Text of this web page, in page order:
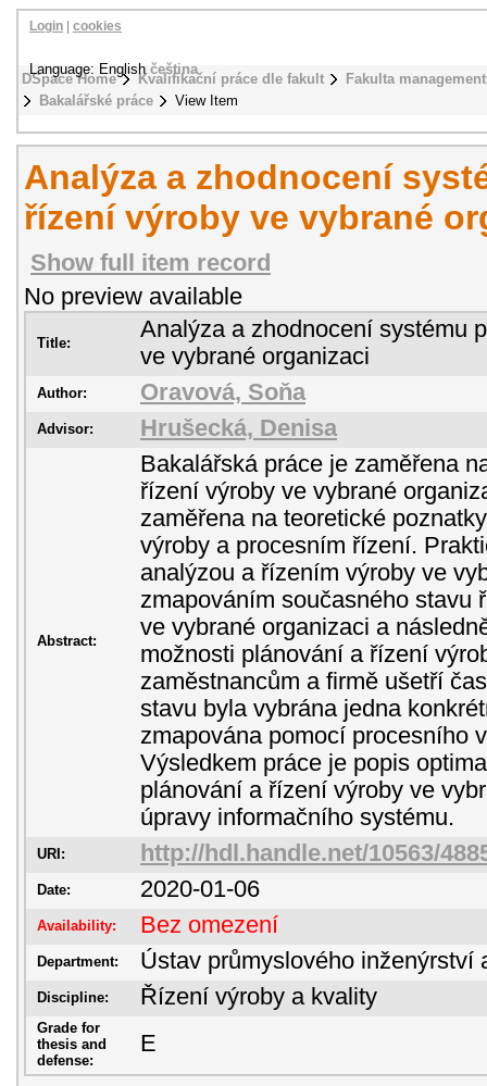
DSpace Home Kvalifikační práce dle fakult
Fakulta
Bakalářské práce
View Item
Login cookies
Language: Englishčeština
Analýza a zhodnocení
řízení výroby ve vybrané
Show full item record
No preview available
Title:
Analýza a zhodnocení systému
ve vybrané organizaci
Author: Oravová, Soňa
Advisor: Hrušecká, Denisa
Abstract:
Bakalářská práce je zaměřena
řízení výroby ve vybrané
zaměřena na teoretické
výroby a procesním řízení.
analýzou a řízením výroby ve
zmapováním současného stavu
ve vybrané organizaci a
možnosti plánování a řízení
zaměstnancům a firmě ušetří
stavu byla vybrána jedna
zmapována pomocí procesního
Výsledkem práce je popis
plánování a řízení výroby ve
úpravy informačního systému.
URI: http://hdl.handle.net/10563/
Date: 2020-01-06
Availability: Bez omezení
Department: Ústav průmyslového inženýrství
Discipline: Řízení výroby a kvality
Grade for
thesis and
defense:
E